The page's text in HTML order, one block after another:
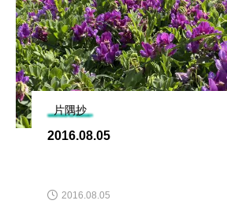
片隅抄
2016.08.05
2016.08.05